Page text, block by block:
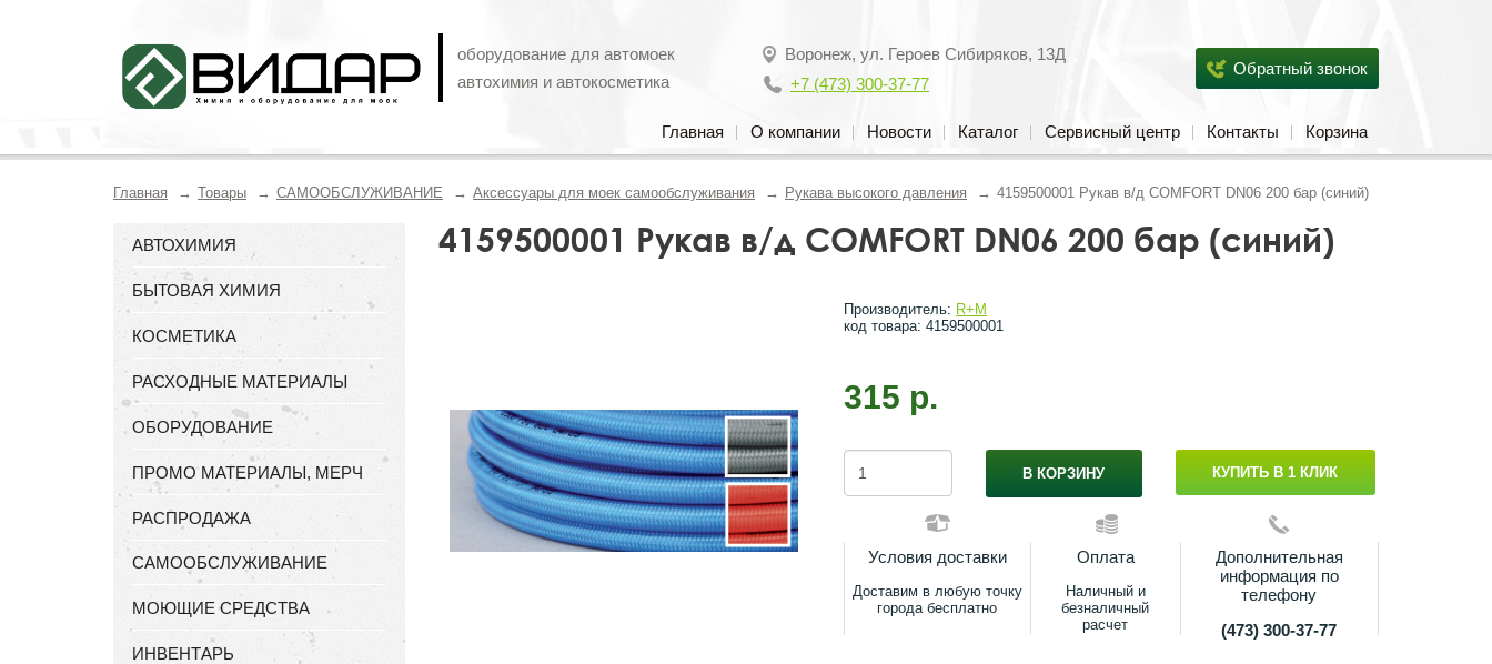
оборудование для автомоек
автохимия и автокосметика
Воронеж, ул. Героев Сибиряков, 13Д
+7 (473) 300-37-77
Обратный звонок
Главная О компании Новости Каталог Сервисный центр Контакты Корзина
Главная Товары САМООБСЛУЖИВАНИЕ Аксессуары для моек самообслуживания Рукава высокого давления 4159500001 Рукав в/д COMFORT DN06 200 бар (синий)
АВТОХИМИЯ
БЫТОВАЯ ХИМИЯ
КОСМЕТИКА
РАСХОДНЫЕ МАТЕРИАЛЫ
ОБОРУДОВАНИЕ
ПРОМО МАТЕРИАЛЫ, МЕРЧ
РАСПРОДАЖА
САМООБСЛУЖИВАНИЕ
МОЮЩИЕ СРЕДСТВА
ИНВЕНТАРЬ
4159500001 Рукав в/д COMFORT DN06 200 бар (синий)
Производитель: R+M
код товара: 4159500001
315 р.
В КОРЗИНУ КУПИТЬ В 1 КЛИК
Условия доставки
Доставим в любую точку
города бесплатно
Оплата
Наличный и
безналичный
расчет
Дополнительная
информация по
телефону
(473) 300-37-77